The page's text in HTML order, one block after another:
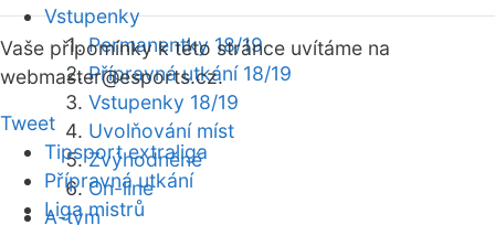
Vstupenky
Permanentky 18/19
Přípravná utkání 18/19
Vstupenky 18/19
Uvolňování míst
Zvýhodněné
On-line
A-tým
Vaše připomínky k této stránce uvítáme na
webmaster@esports.cz.
Tweet
Tipsport extraliga
Přípravná utkání
Liga mistrů